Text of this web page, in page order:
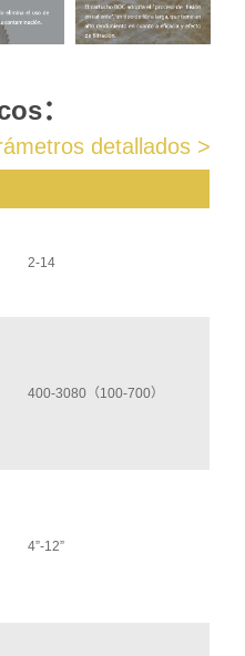
：
detallados >
2-14
400-3080（100-700）
4”-12”